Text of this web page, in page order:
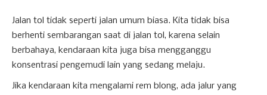
Jalan tol tidak seperti jalan umum biasa. Kita tidak bisa
berhenti sembarangan saat di jalan tol, karena selain
berbahaya, kendaraan kita juga bisa mengganggu
konsentrasi pengemudi lain yang sedang melaju.
Jika kendaraan kita mengalami rem blong, ada jalur yang